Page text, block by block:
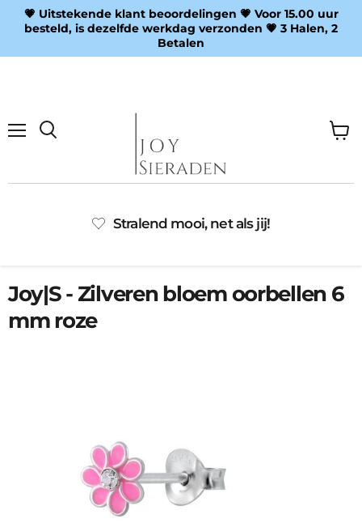
💗 Uitstekende klant beoordelingen 💗 Voor 15.00 uur
besteld, is dezelfde werkdag verzonden 💗 3 Halen, 2
Betalen
Stralend mooi, net als jij!
Joy|S - Zilveren bloem oorbellen 6
mm roze